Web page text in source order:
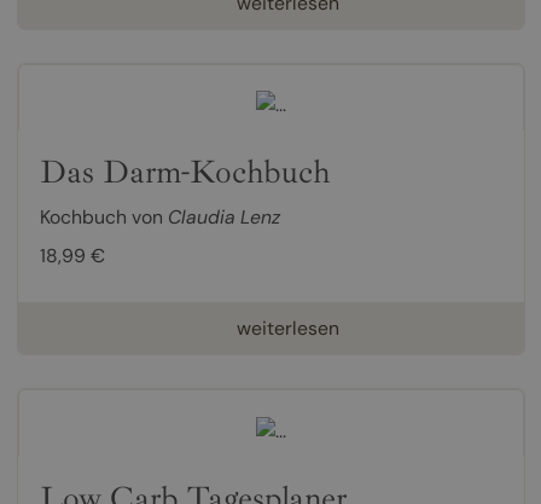
Das Darm-Kochbuch
Kochbuch von Claudia Lenz
18,99 €
weiterlesen